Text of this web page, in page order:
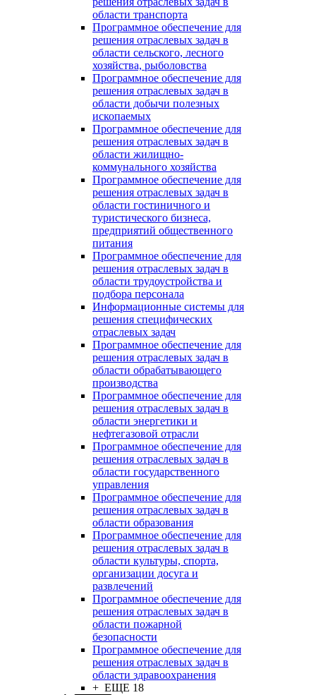
области транспорта
Программное обеспечение для
решения отраслевых задач в
области сельского, лесного
хозяйства, рыболовства
Программное обеспечение для
решения отраслевых задач в
области добычи полезных
ископаемых
Программное обеспечение для
решения отраслевых задач в
области жилищно-
коммунального хозяйства
Программное обеспечение для
решения отраслевых задач в
области гостиничного и
туристического бизнеса,
предприятий общественного
питания
Программное обеспечение для
решения отраслевых задач в
области трудоустройства и
подбора персонала
Информационные системы для
решения специфических
отраслевых задач
Программное обеспечение для
решения отраслевых задач в
области обрабатывающего
производства
Программное обеспечение для
решения отраслевых задач в
области энергетики и
нефтегазовой отрасли
Программное обеспечение для
решения отраслевых задач в
области государственного
управления
Программное обеспечение для
решения отраслевых задач в
области образования
Программное обеспечение для
решения отраслевых задач в
области культуры, спорта,
организации досуга и
развлечений
Программное обеспечение для
решения отраслевых задач в
области пожарной
безопасности
Программное обеспечение для
решения отраслевых задач в
области здравоохранения
+ ЕЩЕ 18